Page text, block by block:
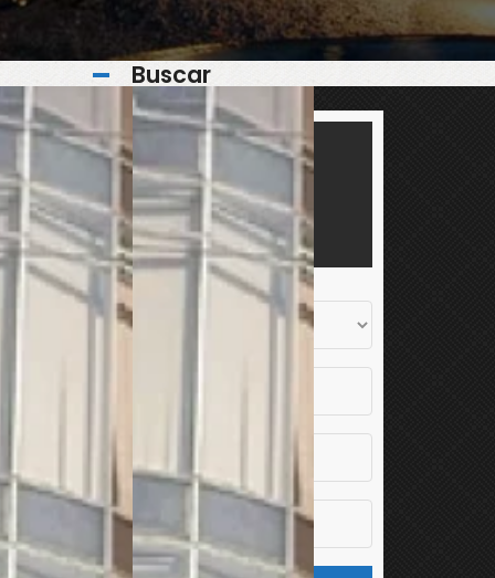
Buscar
En Venta Arrendada
Arrendado Vendido
Vendida En Arriendo